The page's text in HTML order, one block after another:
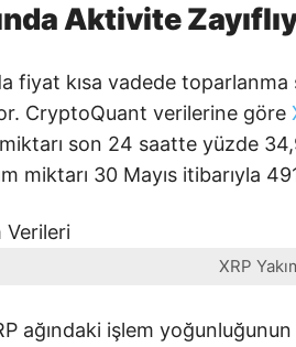
Aktivite
fiyat kısa vadede
CryptoQuant verilerine göre
miktarı son 24 saatte yüzde
miktarı 30 Mayıs itibarıyla
XRP
ağındaki işlem